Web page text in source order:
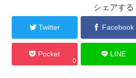
シェアする
Twitter Facebook
Pocket
0
LINE